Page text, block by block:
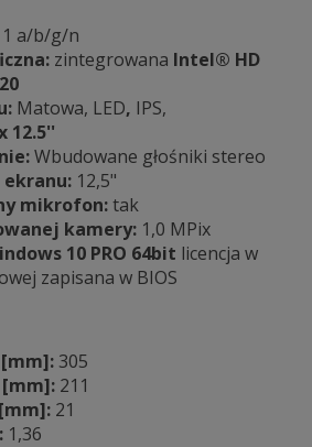
a/b/g/n
zintegrowana Intel® HD
Matowa, LED, IPS,
12.5''
Wbudowane głośniki stereo
12,5"
mikrofon:tak
kamery: 1,0 MPix
10 PRO 64bit licencja w
zapisana w BIOS
[mm]: 305
[mm]: 211
21
1,36